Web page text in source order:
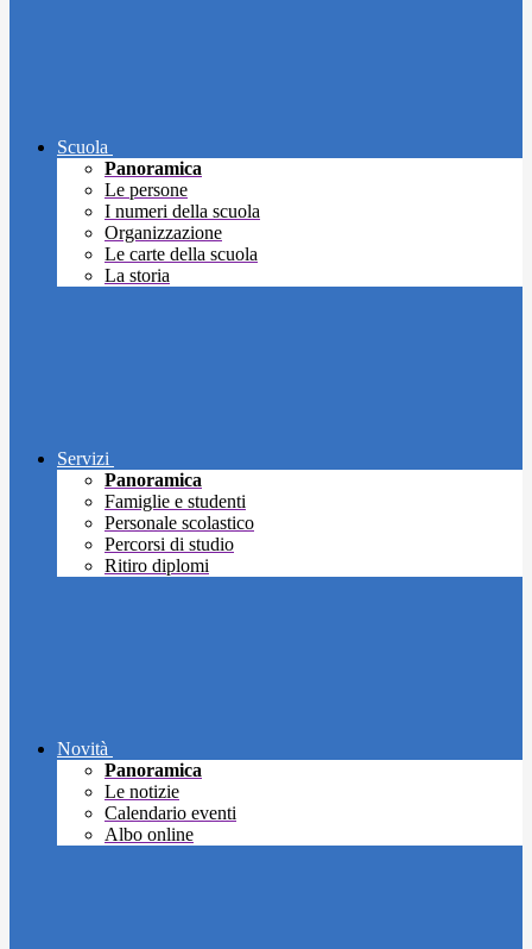
Scuola
Panoramica
Le persone
I numeri della scuola
Organizzazione
Le carte della scuola
La storia
Servizi
Panoramica
Famiglie e studenti
Personale scolastico
Percorsi di studio
Ritiro diplomi
Novità
Panoramica
Le notizie
Calendario eventi
Albo online